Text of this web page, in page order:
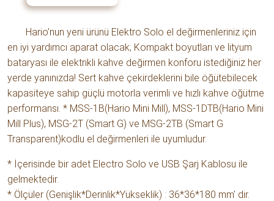
Hario’nun yeni ürünü Elektro Solo el değirmenleriniz için
en iyi yardımcı aparat olacak; Kompakt boyutları ve lityum
bataryası ile elektrikli kahve değirmen konforu istediğiniz her
yerde yanınızda! Sert kahve çekirdeklerini bile öğütebilecek
kapasiteye sahip güçlü motorla verimli ve hızlı kahve öğütme
performansı. * MSS-1B(Hario Mini Mill), MSS-1DTB(Hario Mini
Mill Plus), MSG-2T (Smart G) ve MSG-2TB (Smart G
Transparent)kodlu el değirmenleri ile uyumludur.
* İçerisinde bir adet Electro Solo ve USB Şarj Kablosu ile
gelmektedir.
* Ölçüler (Genişlik*Derinlik*Yükseklik) : 36*36*180 mm' dir.